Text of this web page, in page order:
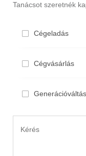
Tanácsot szeretnék
Cégeladás
Cégvásárlás
Generációváltás